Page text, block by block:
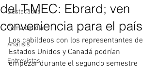
Destacados
Tema del dia
Analisis
Entrevistas
del T-MEC: Ebrard; ven
conveniencia para el país
Los cabildeos con los representantes de
Estados Unidos y Canadá podrían
empezar durante el segundo semestre